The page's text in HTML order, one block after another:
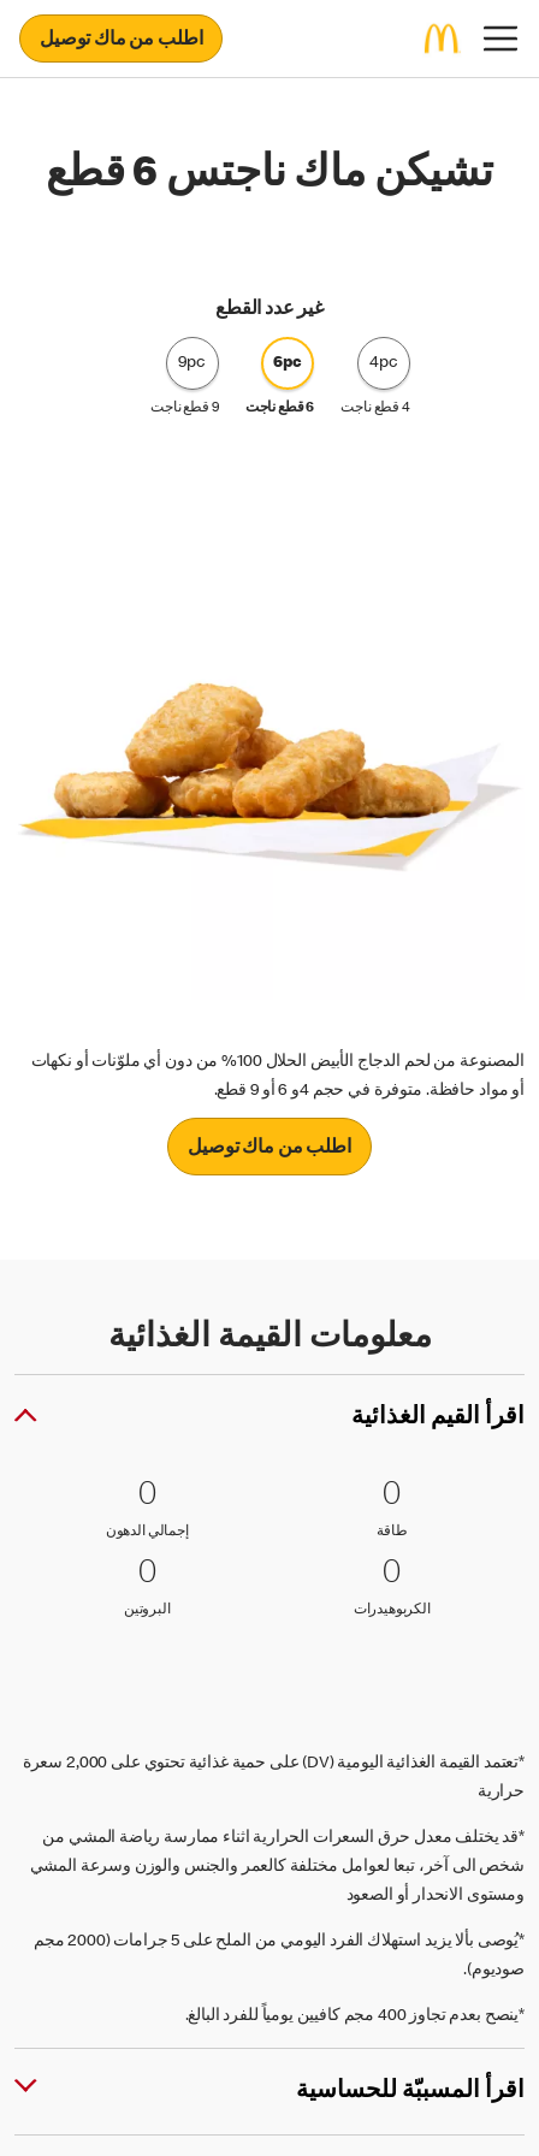
اطلب من ماك توصيل
تشيكن ماك ناجتس 6 قطع
غير عدد القطع
4pc
4 قطع ناجت
6pc
6 قطع ناجت
9pc
9 قطع ناجت
المصنوعة من لحم الدجاج الأبيض الحلال 100% من دون أي ملوّنات أو نكهات
أو مواد حافظة. متوفرة في حجم 4و 6 أو 9 قطع.
اطلب من ماك توصيل
معلومات القيمة الغذائية
اقرأ القيم الغذائية
0 طاقة
0
0
طاقةطاقة
0 إجمالي الدهون
0
إجمالي الدهونإجمالي الدهون
0 الكربوهيدرات
0
0
الكربوهيدراتالكربوهيدرات
0 البروتين
0
البروتين
*تعتمد القيمة الغذائية اليومية (DV) على حمية غذائية تحتوي على 2,000 سعرة
حرارية
*قد يختلف معدل حرق السعرات الحرارية اثناء ممارسة رياضة المشي من
شخص الى آخر، تبعا لعوامل مختلفة كالعمر والجنس والوزن وسرعة المشي
ومستوى الانحدار أو الصعود
*يُوصى بألا يزيد استهلاك الفرد اليومي من الملح على 5 جرامات (2000 مجم
صوديوم).
*ينصح بعدم تجاوز 400 مجم كافيين يومياً للفرد البالغ.
اقرأ المسببّة للحساسية